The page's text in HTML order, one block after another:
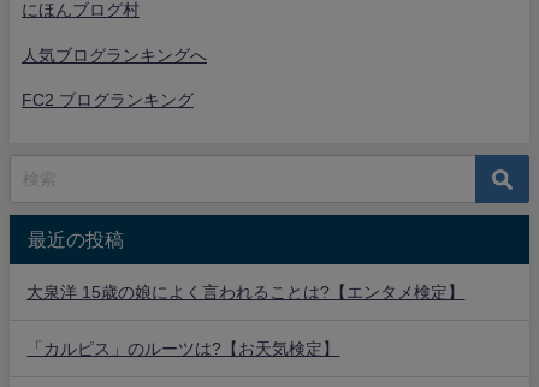
にほんブログ村
人気ブログランキングへ
FC2 ブログランキング
最近の投稿
大泉洋 15歳の娘によく言われることは?【エンタメ検定】
「カルピス」のルーツは?【お天気検定】